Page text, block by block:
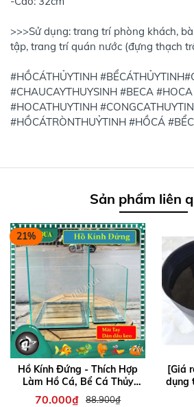
>>>Sử dụng: trang trí phòng khách,
tập, trang trí quán nước (đựng thạch
#HỒCÁTHỦYTINH
#CHAUCAYTHUYSINH #BECA
#HOCATHUYTINH
#HỒCÁTRÒNTHUỶTINH #HỒCÁ
Sản phẩm liên
21%
Hồ Kính Đứng - Thích Hợp
Làm Hồ Cá, Bể Cá Thủy
Sinh, Hồ Kính Trưng Bày
70.000₫ 88.900₫
[Giá
dụng